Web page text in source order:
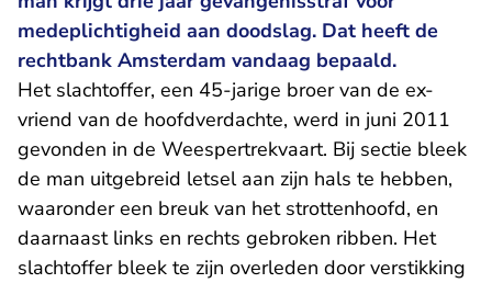
medeplichtigheid aan doodslag. Dat heeft de
rechtbank Amsterdam vandaag bepaald.
Het slachtoffer, een 45-jarige broer van de ex-
vriend van de hoofdverdachte, werd in juni 2011
gevonden in de Weespertrekvaart. Bij sectie bleek
de man uitgebreid letsel aan zijn hals te hebben,
waaronder een breuk van het strottenhoofd, en
daarnaast links en rechts gebroken ribben. Het
slachtoffer bleek te zijn overleden door verstikking